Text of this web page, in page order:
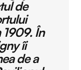
de
1909. În
îi
de a